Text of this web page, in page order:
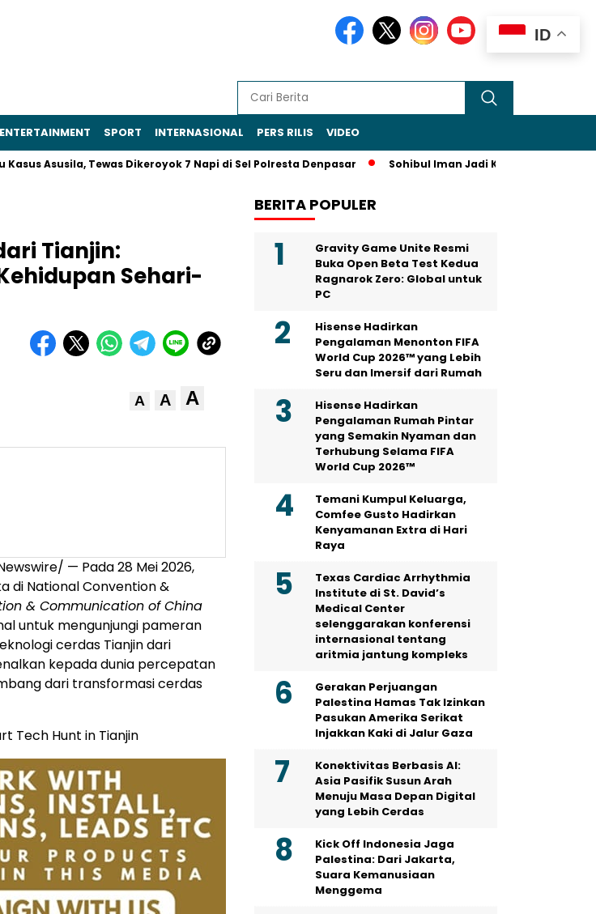
ENTERTAINMENT SPORT INTERNASIONAL PERS RILIS VIDEO
Asusila, Tewas Dikeroyok 7 Napi di Sel Polresta Denpasar Sohibul Iman Jadi Ketua Majelis Syuro
Tianjin:
Sehari-
A A A
— Pada 28 Mei 2026,
di National Convention &
& Communication of China
untuk mengunjungi pameran
cerdas Tianjin dari
kepada dunia percepatan
dari transformasi cerdas
Tech Hunt in Tianjin
BERITA POPULER
Gravity Game Unite Resmi
Buka Open Beta Test Kedua
Ragnarok Zero: Global untuk
PC
Hisense Hadirkan
Pengalaman Menonton FIFA
World Cup 2026™ yang Lebih
Seru dan Imersif dari Rumah
Hisense Hadirkan
Pengalaman Rumah Pintar
yang Semakin Nyaman dan
Terhubung Selama FIFA
World Cup 2026™
Temani Kumpul Keluarga,
Comfee Gusto Hadirkan
Kenyamanan Extra di Hari
Raya
Texas Cardiac Arrhythmia
Institute di St. David’s
Medical Center
selenggarakan konferensi
internasional tentang
aritmia jantung kompleks
Gerakan Perjuangan
Palestina Hamas Tak Izinkan
Pasukan Amerika Serikat
Injakkan Kaki di Jalur Gaza
Konektivitas Berbasis AI:
Asia Pasifik Susun Arah
Menuju Masa Depan Digital
yang Lebih Cerdas
Kick Off Indonesia Jaga
Palestina: Dari Jakarta,
Suara Kemanusiaan
Menggema
ID